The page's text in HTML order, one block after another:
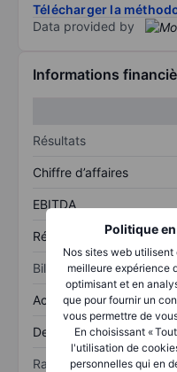
Politique
Nos sites web
meilleure expérience
optimisant et en
que pour fournir un
vous permettre de
En choisissant «
l'utilisation de
personnelles qui en
Télécharger la
Data provided by
Informations
Résultats
Chiffre d’affaires
EBITDA
Résultat net
Bilan
Actif total
Dette totale
Ratios